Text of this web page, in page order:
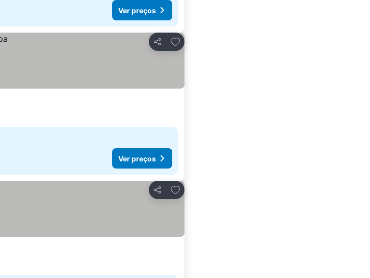
Ver preços
Partilhar
Adicionar aos favoritos
Ver preços
Partilhar
Adicionar aos favoritos